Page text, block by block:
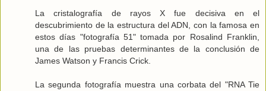
La cristalografía de rayos X fue decisiva en el
descubrimiento de la estructura del ADN, con la famosa en
estos días "fotografía 51" tomada por Rosalind Franklin,
una de las pruebas determinantes de la conclusión de
James Watson y Francis Crick.
La segunda fotografía muestra una corbata del "RNA Tie